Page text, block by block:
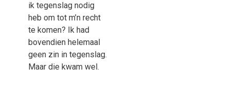
ik tegenslag nodig
heb om tot m’n recht
te komen? Ik had
bovendien helemaal
geen zin in tegenslag.
Maar die kwam wel.